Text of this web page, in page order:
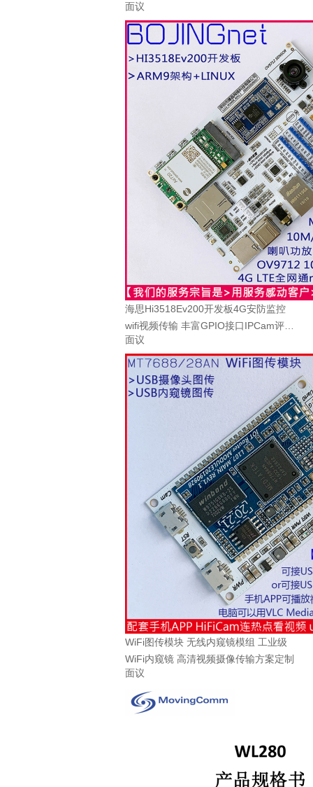
面议
海思Hi3518Ev200开发板4G安防监控
wifi视频传输 丰富GPIO接口IPCam评估
板 安防摄像学习开发板
面议
WiFi图传模块 无线内窥镜模组 工业级
WiFi内窥镜 高清视频摄像传输方案定制
面议